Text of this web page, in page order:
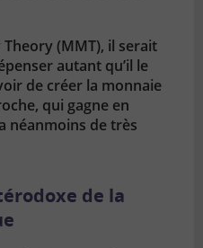
(MMT), il serait
autant qu’il le
de créer la monnaie
qui gagne en
néanmoins de très
de la